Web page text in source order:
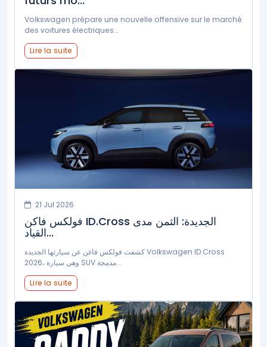
Volkswagen prépare une nouvelle offensive sur le marché
des voitures électriques...
Lire la suite
21 Jul 2026
فولكس فاكن ID.Cross الجديدة: الثمن مدى
القياد...
كشفت فولكس فاغن عن سيارتها الجديدة Volkswagen ID.Cross
2026، وهي سيارة SUV مدمجة...
Lire la suite